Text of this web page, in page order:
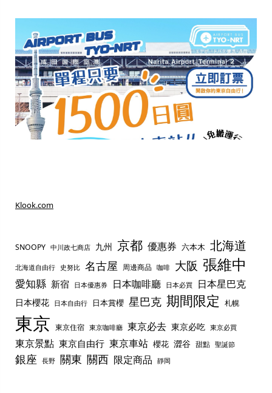
Klook.com
SNOOPY 中川政七商店 九州 京都 優惠券 六本木 北海道
北海道自由行 史努比 名古屋 周邊商品 咖啡 大阪 張維中
愛知縣 新宿 日本優惠券 日本咖啡廳 日本必買 日本星巴克
日本櫻花 日本自由行 日本賞櫻 星巴克 期間限定 札幌
東京 東京住宿 東京咖啡廳 東京必去 東京必吃 東京必買
東京景點 東京自由行 東京車站 櫻花 澀谷 甜點 聖誕節
銀座 長野 關東 關西 限定商品 靜岡